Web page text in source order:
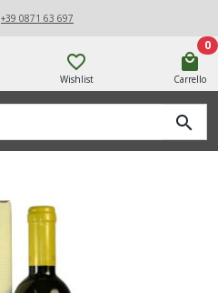
+39 0871 63 697
search
favorite_border
Wishlist
local_mall
Carrello
0